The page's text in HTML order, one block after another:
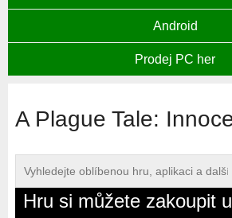
Android
Prodej PC her
A Plague Tale:
Hru si můžete zakoupit